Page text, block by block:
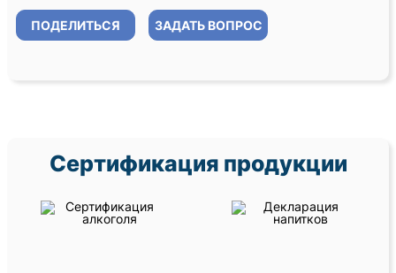
ПОДЕЛИТЬСЯ ЗАДАТЬ ВОПРОС
Сертификация продукции